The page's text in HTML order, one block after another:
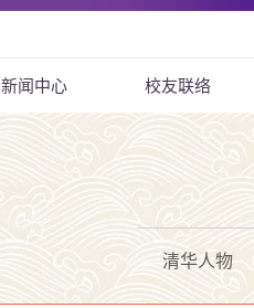
新闻中心 校友联络
清华人物